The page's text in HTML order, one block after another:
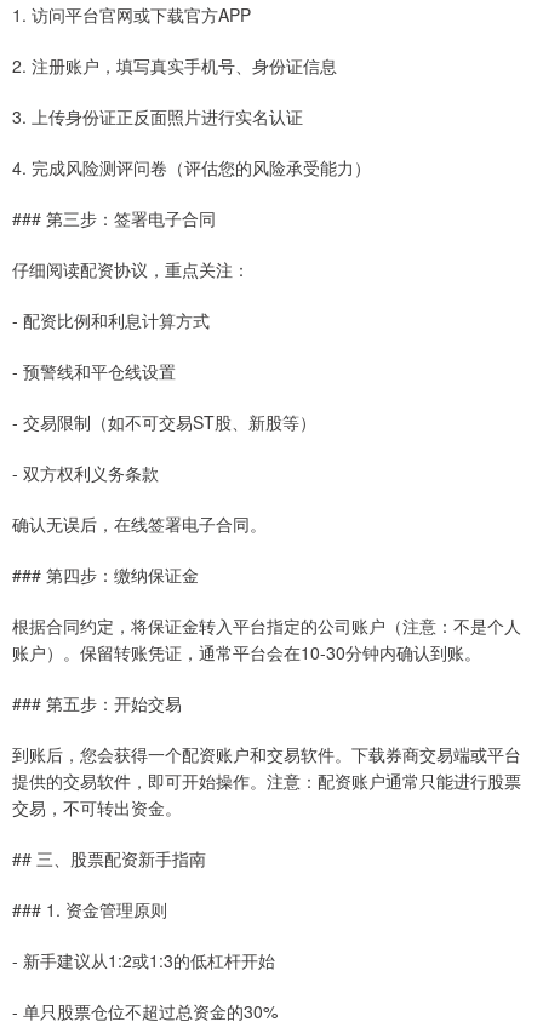
1. 访问平台官网或下载官方APP
2. 注册账户，填写真实手机号、身份证信息
3. 上传身份证正反面照片进行实名认证
4. 完成风险测评问卷（评估您的风险承受能力）
### 第三步：签署电子合同
仔细阅读配资协议，重点关注：
- 配资比例和利息计算方式
- 预警线和平仓线设置
- 交易限制（如不可交易ST股、新股等）
- 双方权利义务条款
确认无误后，在线签署电子合同。
### 第四步：缴纳保证金
根据合同约定，将保证金转入平台指定的公司账户（注意：不是个人
账户）。保留转账凭证，通常平台会在10-30分钟内确认到账。
### 第五步：开始交易
到账后，您会获得一个配资账户和交易软件。下载券商交易端或平台
提供的交易软件，即可开始操作。注意：配资账户通常只能进行股票
交易，不可转出资金。
## 三、股票配资新手指南
### 1. 资金管理原则
- 新手建议从1:2或1:3的低杠杆开始
- 单只股票仓位不超过总资金的30%